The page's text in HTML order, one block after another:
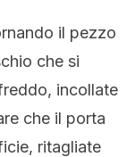
il pezzo
che si
incollate
che il porta
ritagliate